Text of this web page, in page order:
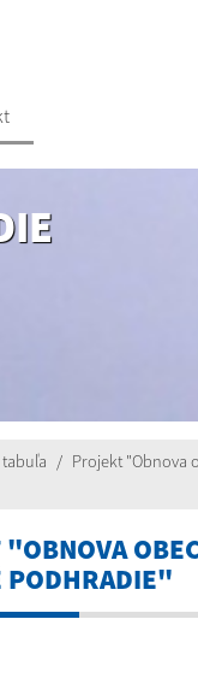
Projekt "Obnova
"OBNOVA
PODHRADIE"